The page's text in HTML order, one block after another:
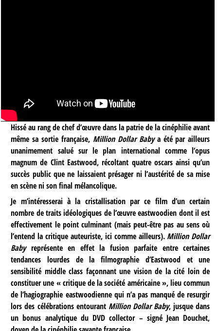
Hissé au rang de chef d’œuvre dans la patrie de la cinéphilie avant
même sa sortie française, Million Dollar Babya été par ailleurs
unanimement salué sur le plan international comme l’opus
magnum de Clint Eastwood, récoltant quatre oscars ainsi qu’un
succès public que ne laissaient présager ni l’austérité de sa mise
en scène ni son final mélancolique.
Je m’intéresserai à la cristallisation par ce film d’un certain
nombre de traits idéologiques de l’œuvre eastwoodien dont il est
effectivement le point culminant (mais peut-être pas au sens où
l’entend la critique auteuriste, ici comme ailleurs). Million Dollar
Babyreprésente en effet la fusion parfaite entre certaines
tendances lourdes de la filmographie d’Eastwood et une
sensibilité middle class façonnant une vision de la cité loin de
constituer une « critique de la société américaine », lieu commun
de l’hagiographie eastwoodienne qui n’a pas manqué de resurgir
lors des célébrations entourant Million Dollar Baby, jusque dans
un bonus analytique du DVD collector – signé Jean Douchet,